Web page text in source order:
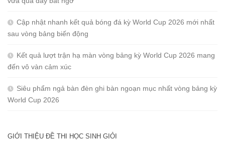
Cập nhật nhanh kết quả bóng đá kỳ World Cup 2026 mới nhất
sau vòng bảng biến động
Kết quả lượt trận hạ màn vòng bảng kỳ World Cup 2026 mang
đến vô vàn cảm xúc
Siêu phẩm ngả bàn đèn ghi bàn ngoạn mục nhất vòng bảng kỳ
World Cup 2026
GIỚI THIỆU ĐỀ THI HỌC SINH GIỎI